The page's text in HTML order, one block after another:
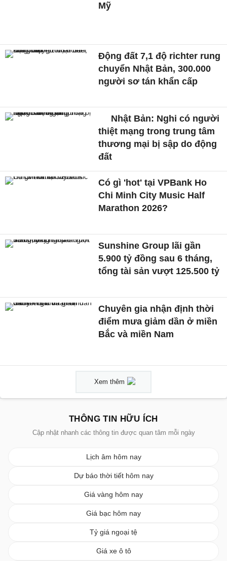
Mỹ
Động đất 7,1 độ richter rung
chuyển Nhật Bản, 300.000
người sơ tán khẩn cấp
Nhật Bản: Nghi có người
thiệt mạng trong trung tâm
thương mại bị sập do động
đất
Có gì 'hot' tại VPBank Ho
Chi Minh City Music Half
Marathon 2026?
Sunshine Group lãi gần
5.900 tỷ đồng sau 6 tháng,
tổng tài sản vượt 125.500 tỷ
Chuyên gia nhận định thời
điểm mưa giảm dần ở miền
Bắc và miền Nam
Xem thêm
THÔNG TIN HỮU ÍCH
Cập nhật nhanh các thông tin được quan tâm mỗi ngày
Lịch âm hôm nay
Dự báo thời tiết hôm nay
Giá vàng hôm nay
Giá bạc hôm nay
Tỷ giá ngoại tệ
Giá xe ô tô